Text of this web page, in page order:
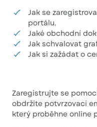
Jak se
portálu.
Jaké obchodní
Jak schvalovat
Jak si zažádat o
Zaregistrujte se
obdržíte potvrzovací
který proběhne online